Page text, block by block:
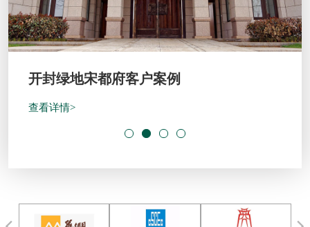
开封绿地宋都府客户案例
查看详情>